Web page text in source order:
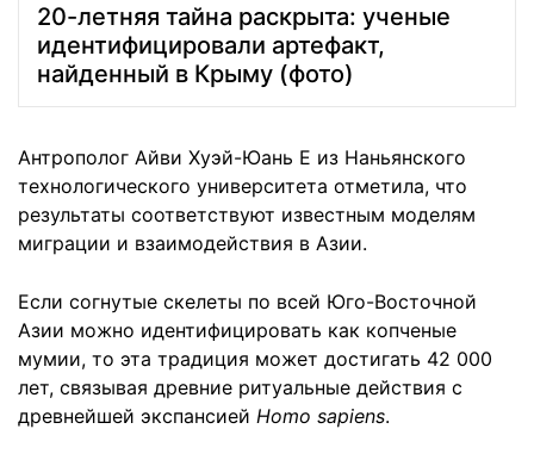
20-летняя тайна раскрыта: ученые
идентифицировали артефакт,
найденный в Крыму (фото)
Антрополог Айви Хуэй-Юань Е из Наньянского
технологического университета отметила, что
результаты соответствуют известным моделям
миграции и взаимодействия в Азии.
Если согнутые скелеты по всей Юго-Восточной
Азии можно идентифицировать как копченые
мумии, то эта традиция может достигать 42 000
лет, связывая древние ритуальные действия с
древнейшей экспансией Homo sapiens.